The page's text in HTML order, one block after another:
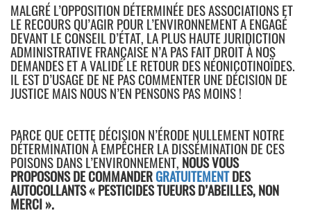
MALGRÉ L’OPPOSITION DÉTERMINÉE DES ASSOCIATIONS ET
LE RECOURS QU’AGIR POUR L’ENVIRONNEMENT A ENGAGÉ
DEVANT LE CONSEIL D’ÉTAT, LA PLUS HAUTE JURIDICTION
ADMINISTRATIVE FRANÇAISE N’A PAS FAIT DROIT À NOS
DEMANDES ET A VALIDÉ LE RETOUR DES NÉONICOTINOÏDES.
IL EST D’USAGE DE NE PAS COMMENTER UNE DÉCISION DE
JUSTICE MAIS NOUS N’EN PENSONS PAS MOINS !
PARCE QUE CETTE DÉCISION N’ÉRODE NULLEMENT NOTRE
DÉTERMINATION À EMPÊCHER LA DISSÉMINATION DE CES
POISONS DANS L’ENVIRONNEMENT, NOUS VOUS
PROPOSONS DE COMMANDERGRATUITEMENTDES
AUTOCOLLANTS « PESTICIDES TUEURS D’ABEILLES, NON
MERCI ».